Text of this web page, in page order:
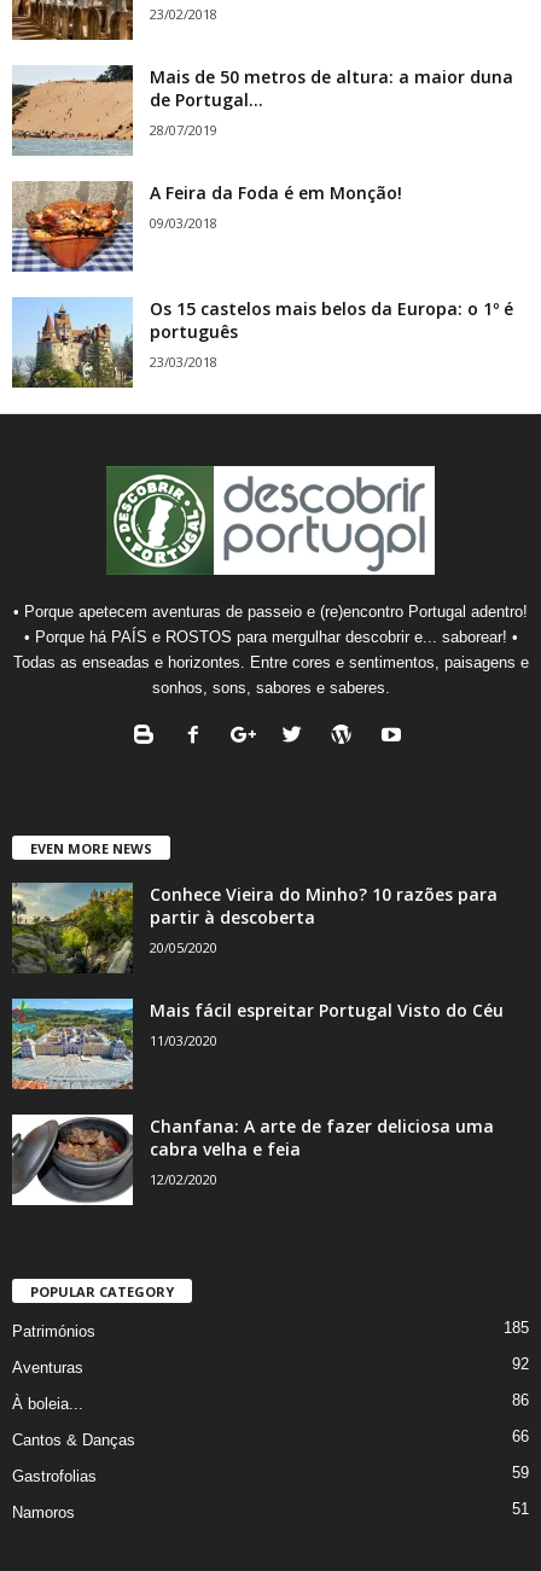
23/02/2018
Mais de 50 metros de altura: a maior duna
de Portugal...
28/07/2019
A Feira da Foda é em Monção!
09/03/2018
Os 15 castelos mais belos da Europa: o 1º é
português
23/03/2018
• Porque apetecem aventuras de passeio e (re)encontro Portugal adentro!
• Porque há PAÍS e ROSTOS para mergulhar descobrir e... saborear! •
Todas as enseadas e horizontes. Entre cores e sentimentos, paisagens e
sonhos, sons, sabores e saberes.
EVEN MORE NEWS
Conhece Vieira do Minho? 10 razões para
partir à descoberta
20/05/2020
Mais fácil espreitar Portugal Visto do Céu
11/03/2020
Chanfana: A arte de fazer deliciosa uma
cabra velha e feia
12/02/2020
POPULAR CATEGORY
Patrimónios 185
Aventuras 92
À boleia... 86
Cantos & Danças 66
Gastrofolias 59
Namoros 51